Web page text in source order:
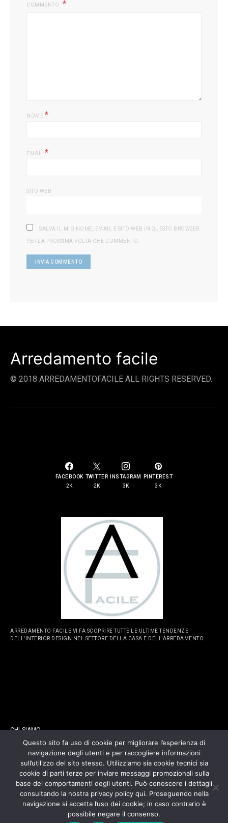
COMMENTO
NOME *
EMAIL *
SITO WEB
SALVA IL MIO NOME, EMAIL E SITO WEB IN QUESTO BROWSER
PER LA PROSSIMA VOLTA CHE COMMENTO.
Arredamento facile
© 2018 ARREDAMENTOFACILE ALL RIGHTS RESERVED.
FACEBOOK
2K
TWITTER
2K
INSTAGRAM
3K
PINTEREST
3K
ARREDAMENTO FACILE VI FA SCOPRIRE TUTTE LE ULTIME TENDENZE
DELL'INTERIOR DESIGN NEL SETTORE DELLA CASA E DELL'ARREDAMENTO.
CHI SIAMO
CONTATTI
COOKIES POLICY
PRIVACY POLICY
Questo sito fa uso di cookie per migliorare l’esperienza di
navigazione degli utenti e per raccogliere informazioni
sull’utilizzo del sito stesso. Utilizziamo sia cookie tecnici sia
cookie di parti terze per inviare messaggi promozionali sulla
base dei comportamenti degli utenti. Può conoscere i dettagli
consultando la nostra privacy policy qui. Proseguendo nella
navigazione si accetta l’uso dei cookie; in caso contrario è
possibile negare il consenso.